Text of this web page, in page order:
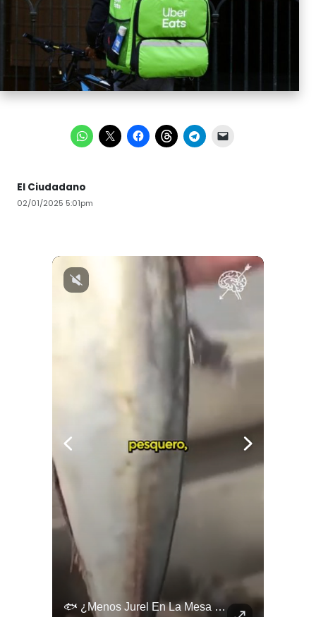
El Ciudadano
02/01/2025 5:01pm
🐟 ¿Menos Jurel En La Mesa Y En Las Caletas?